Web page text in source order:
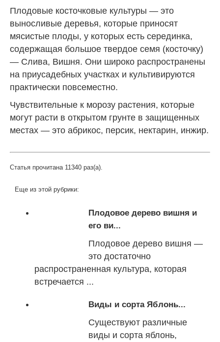
Плодовые косточковые культуры — это
выносливые деревья, которые приносят
мясистые плоды, у которых есть серединка,
содержащая большое твердое семя (косточку)
— Слива, Вишня. Они широко распространены
на приусадебных участках и культивируются
практически повсеместно.
Чувствительные к морозу растения, которые
могут расти в открытом грунте в защищенных
местах — это абрикос, персик, нектарин, инжир.
Статья прочитана 11340 раз(a).
Еще из этой рубрики:
Плодовое дерево вишня и
его ви...
Плодовое дерево вишня —
это достаточно
распространенная культура, которая
встречается ...
Виды и сорта Яблонь...
Существуют различные
виды и сорта яблонь,